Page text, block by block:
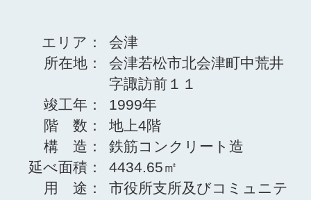
エリア：
会津
所在地：
会津若松市北会津町中荒井
字諏訪前１１
竣工年：
1999年
階 数：
地上4階
構 造：
鉄筋コンクリート造
延べ面積：
4434.65㎡
用 途：
市役所支所及びコミュニテ